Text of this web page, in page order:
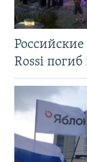
Rossi